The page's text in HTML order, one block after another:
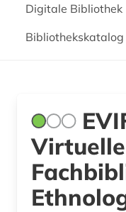
Digitale Bibliothek
Bibliothekskatalog
Virtuelle